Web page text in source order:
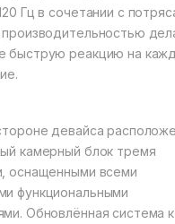
Гц в сочетании с
производительностью
быструю реакцию на
девайса
камерный блок тремя
оснащенными всеми
функциональными
Обновлённая система